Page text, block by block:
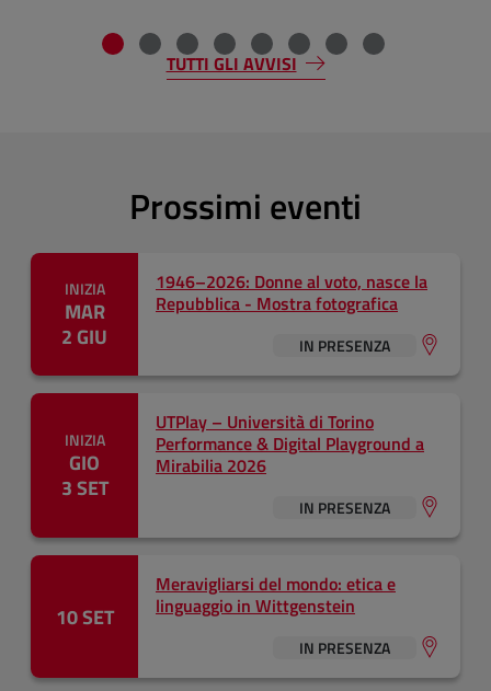
TUTTI GLI AVVISI
Prossimi eventi
INIZIA
MAR
2 GIU
1946–2026: Donne al voto, nasce la
Repubblica - Mostra fotografica
IN PRESENZA
INIZIA
GIO
3 SET
UTPlay – Università di Torino
Performance & Digital Playground a
Mirabilia 2026
IN PRESENZA
10 SET
Meravigliarsi del mondo: etica e
linguaggio in Wittgenstein
IN PRESENZA